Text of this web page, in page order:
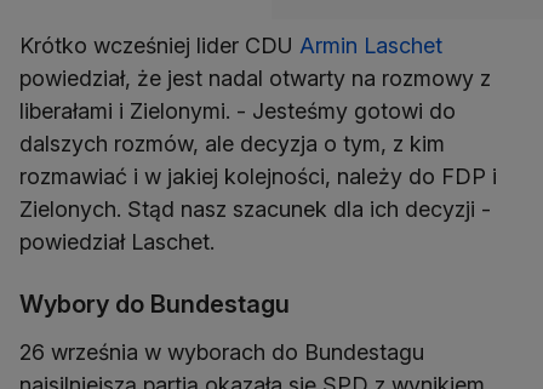
Krótko wcześniej lider CDU Armin Laschet
powiedział, że jest nadal otwarty na rozmowy z
liberałami i Zielonymi. - Jesteśmy gotowi do
dalszych rozmów, ale decyzja o tym, z kim
rozmawiać i w jakiej kolejności, należy do FDP i
Zielonych. Stąd nasz szacunek dla ich decyzji -
powiedział Laschet.
Wybory do Bundestagu
26 września w wyborach do Bundestagu